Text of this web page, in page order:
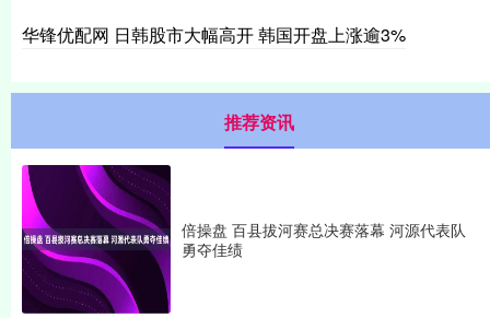
华锋优配网 日韩股市大幅高开 韩国开盘上涨逾3%
推荐资讯
倍操盘 百县拔河赛总决赛落幕 河源代表队
勇夺佳绩